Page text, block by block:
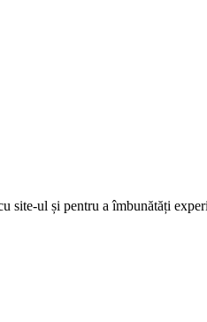
site-ul și pentru a îmbunătăți